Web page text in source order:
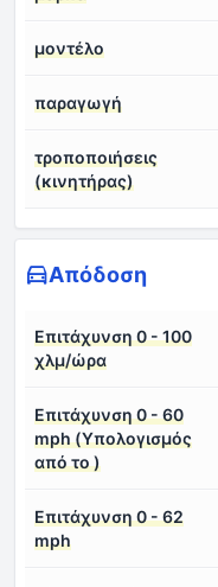
μοντέλο
παραγωγή
τροποποιήσεις
(κινητήρας)
Απόδοση
Επιτάχυνση 0 - 100
χλμ/ώρα
Επιτάχυνση 0 - 60
mph (Υπολογισμός
από το )
Επιτάχυνση 0 - 62
mph